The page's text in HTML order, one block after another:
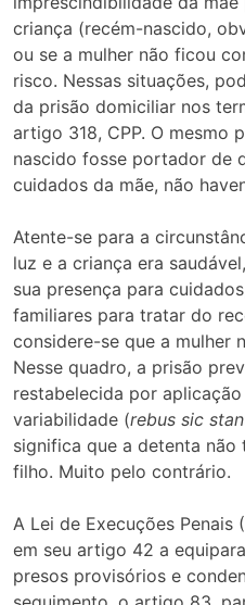
criança (recém-nascido,
ou se a mulher não ficou
risco. Nessas situações,
da prisão domiciliar nos
artigo 318, CPP. O mesmo
nascido fosse portador de
cuidados da mãe, não
Atente-se para a
luz e a criança era
sua presença para
familiares para tratar do
considere-se que a mulher
Nesse quadro, a prisão
restabelecida por
variabilidade (rebus sic
significa que a detenta
filho. Muito pelo contrário.
A Lei de Execuções Penais
em seu artigo 42 a
presos provisórios e